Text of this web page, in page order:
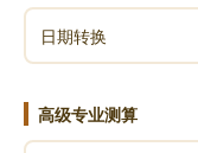
日期转换
高级专业测算